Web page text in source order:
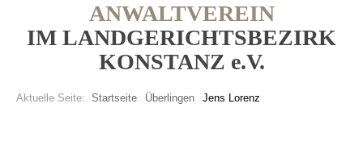
ANWALTVEREIN
IM LANDGERICHTSBEZIRK
KONSTANZ e.V.
Aktuelle Seite: Startseite Überlingen Jens Lorenz
Schwerpunkte